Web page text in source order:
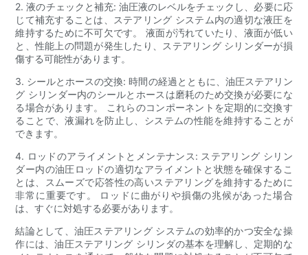
2. 液のチェックと補充: 油圧液のレベルをチェックし、必要に応
じて補充することは、ステアリング システム内の適切な液圧を
維持するために不可欠です。 液面が汚れていたり、液面が低い
と、性能上の問題が発生したり、ステアリング シリンダーが損
傷する可能性があります。
3. シールとホースの交換: 時間の経過とともに、油圧ステアリン
グ シリンダー内のシールとホースは磨耗のため交換が必要にな
る場合があります。 これらのコンポーネントを定期的に交換す
ることで、液漏れを防止し、システムの性能を維持することが
できます。
4. ロッドのアライメントとメンテナンス: ステアリング シリン
ダー内の油圧ロッドの適切なアライメントと状態を確保するこ
とは、スムーズで応答性の高いステアリングを維持するために
非常に重要です。 ロッドに曲がりや損傷の兆候があった場合
は、すぐに対処する必要があります。
結論として、油圧ステアリング システムの効率的かつ安全な操
作には、油圧ステアリング シリンダの基本を理解し、定期的な